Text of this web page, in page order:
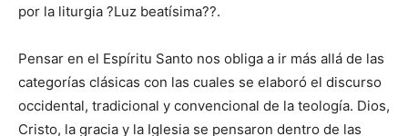
por la liturgia ?Luz beatísima??.
Pensar en el Espíritu Santo nos obliga a ir más allá de las
categorías clásicas con las cuales se elaboró el discurso
occidental, tradicional y convencional de la teología. Dios,
Cristo, la gracia y la Iglesia se pensaron dentro de las